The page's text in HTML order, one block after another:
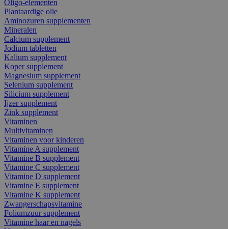
Oligo-elementen
Plantaardige olie
Aminozuren supplementen
Mineralen
Calcium supplement
Jodium tabletten
Kalium supplement
Koper supplement
Magnesium supplement
Selenium supplement
Silicium supplement
Ijzer supplement
Zink supplement
Vitaminen
Multivitaminen
Vitaminen voor kinderen
Vitamine A supplement
Vitamine B supplement
Vitamine C supplement
Vitamine D supplement
Vitamine E supplement
Vitamine K supplement
Zwangerschapsvitamine
Foliumzuur supplement
Vitamine haar en nagels